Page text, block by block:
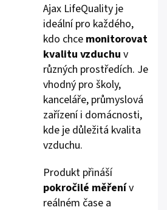
Ajax LifeQuality je
ideální pro každého,
kdo chce monitorovat
kvalitu vzduchu v
různých prostředích. Je
vhodný pro školy,
kanceláře, průmyslová
zařízení i domácnosti,
kde je důležitá kvalita
vzduchu.
Produkt přináší
pokročilé měřenív
reálném čase a